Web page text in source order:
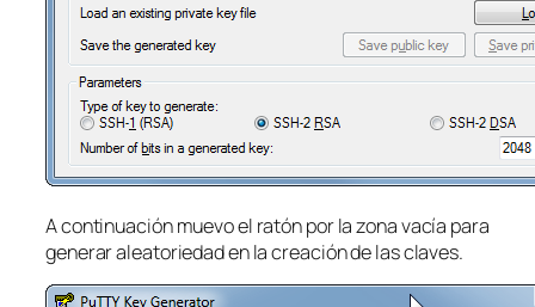
A continuación muevo el ratón por la zona vacía para
generar aleatoriedad en la creación de las claves.